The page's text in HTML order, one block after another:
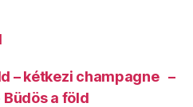
– kétkezi champagne –
Büdös a föld